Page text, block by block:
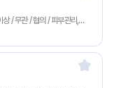
연봉 2,800만원~4,000만원 (면접 후 결정) / 세 이하 / 1년 이상 / 무관 / 협의 / 피부관리,기타